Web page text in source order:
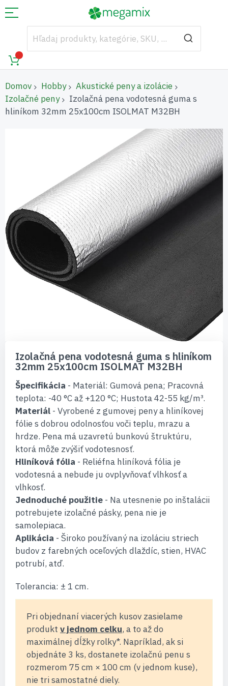
Domov Hobby
Akustické peny a izolácie
Izolačné peny
Izolačná pena vodotesná guma s
hliníkom 32mm 25x100cm ISOLMAT M32BH
začiatok
galérie
obrázkov
Izolačná pena vodotesná guma s hliníkom
32mm 25x100cm ISOLMAT M32BH
Špecifikácia - Materiál: Gumová pena; Pracovná
teplota: -40 °C až +120 °C; Hustota 42-55 kg/m³.
Materiál - Vyrobené z gumovej peny a hliníkovej
fólie s dobrou odolnosťou voči teplu, mrazu a
hrdze. Pena má uzavretú bunkovú štruktúru,
ktorá môže zvýšiť vodotesnosť.
Hliníková fólia - Reliéfna hliníková fólia je
vodotesná a nebude ju ovplyvňovať vlhkosť a
vlhkosť.
Jednoduché použitie - Na utesnenie po inštalácii
potrebujete izolačné pásky, pena nie je
samolepiaca.
Aplikácia - Široko používaný na izoláciu striech
budov z farebných oceľových dlaždíc, stien, HVAC
potrubí, atď.
Tolerancia: ± 1 cm.
Pri objednaní viacerých kusov zasielame
produkt v jednom celku, a to až do
maximálnej dĺžky rolky*. Napríklad, ak si
objednáte 3 ks, dostanete izolačnú penu s
rozmerom 75 cm × 100 cm (v jednom kuse),
nie tri samostatné diely.